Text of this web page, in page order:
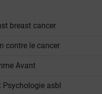
breast cancer
contre le cancer
Avant
Psychologie asbl